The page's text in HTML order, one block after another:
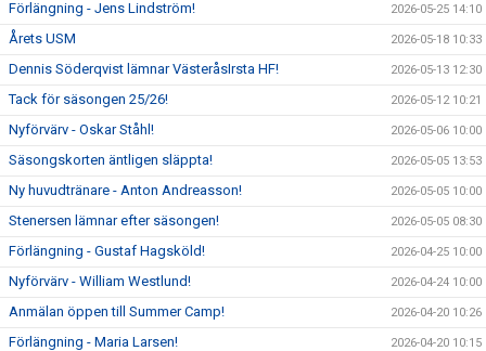
Förlängning - Jens Lindström! 2026-05-25 14:10
Årets USM 2026-05-18 10:33
Dennis Söderqvist lämnar VästeråsIrsta HF! 2026-05-13 12:30
Tack för säsongen 25/26! 2026-05-12 10:21
Nyförvärv - Oskar Ståhl! 2026-05-06 10:00
Säsongskorten äntligen släppta! 2026-05-05 13:53
Ny huvudtränare - Anton Andreasson! 2026-05-05 10:00
Stenersen lämnar efter säsongen! 2026-05-05 08:30
Förlängning - Gustaf Hagsköld! 2026-04-25 10:00
Nyförvärv - William Westlund! 2026-04-24 10:00
Anmälan öppen till Summer Camp! 2026-04-20 10:26
Förlängning - Maria Larsen! 2026-04-20 10:15